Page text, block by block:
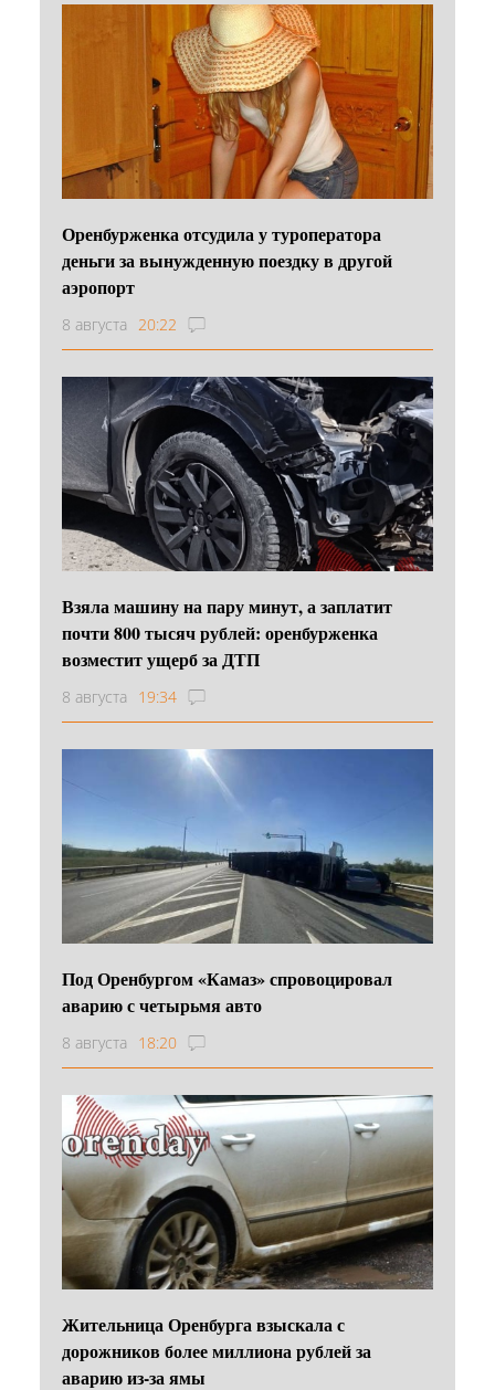
Оренбурженка отсудила у туроператора
деньги за вынужденную поездку в другой
аэропорт
8 августа 20:22
Взяла машину на пару минут, а заплатит
почти 800 тысяч рублей: оренбурженка
возместит ущерб за ДТП
8 августа 19:34
Под Оренбургом «Камаз» спровоцировал
аварию с четырьмя авто
8 августа 18:20
Жительница Оренбурга взыскала с
дорожников более миллиона рублей за
аварию из-за ямы